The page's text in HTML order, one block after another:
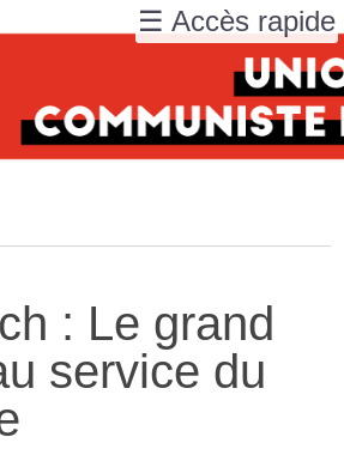
: Le grand
service du
☰ Accès rapide